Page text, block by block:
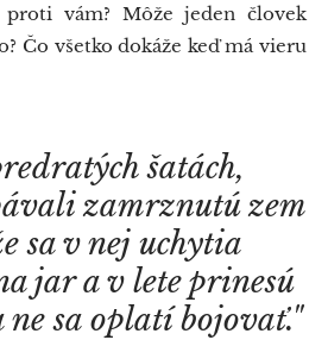
vám? Môže jeden človek
Čo všetko dokáže keď má vieru
šatách,
zamrznutú zem
sa v nej uchytia
jar a v lete prinesú
sa oplatí bojovať."